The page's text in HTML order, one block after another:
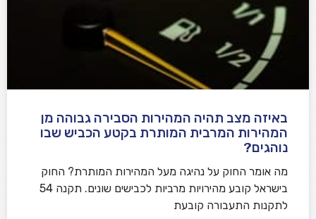
באיזה מצב תהיה המהירות הסבירה גבוהה מן
המהירות המרבית המותרת בקטע הכביש שבו
נוהגים?
​מה אומר החוק על נהיגה מעל המהירות המותרת? החוק
בישראל קובע מהירויות מרביות לכבישים שונים. תקנה 54
לתקנות התעבורה קובעת